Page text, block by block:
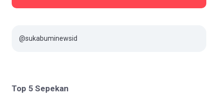
@sukabuminewsid
Top 5 Sepekan